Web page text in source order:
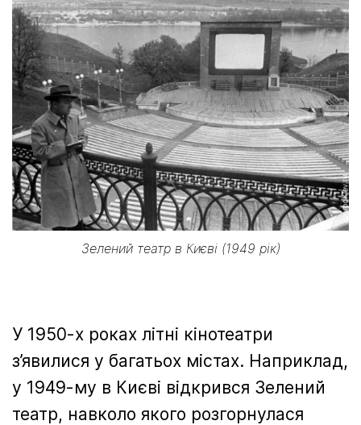
Зелений театр в Києві (1949 рік)
У 1950-х роках літні кінотеатри
з’явилися у багатьох містах. Наприклад,
у 1949-му в Києві відкрився Зелений
театр, навколо якого розгорнулася